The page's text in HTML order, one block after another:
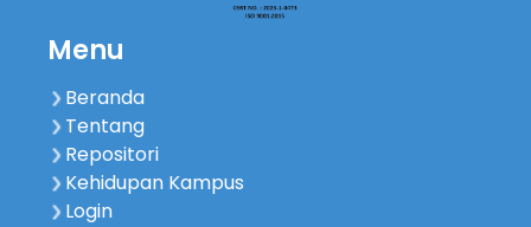
Menu
Beranda
Tentang
Repositori
Kehidupan Kampus
Login